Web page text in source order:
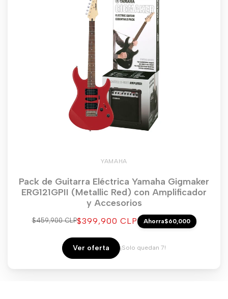
YAMAHA
Pack de Guitarra Eléctrica Yamaha Gigmaker
ERG121GPII (Metallic Red) con Amplificador
y Accesorios
Precio
$459,900 CLPPrecio
venta
$399,900 CLP Ahorra$60,000
Ver oferta ¡Solo quedan 7!